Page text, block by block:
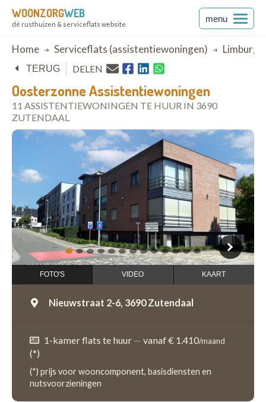
WOONZORGWEB
dé rusthuizen & serviceflats website
menu
Breadcrumb
Home Serviceflats (assistentiewoningen) Limburg
Oosterzonne Assistentiewoningen
11 ASSISTENTIEWONINGEN TE HUUR IN 3690
ZUTENDAAL
TERUG DELEN
1 2 3 4 5 6 7 8 9 10111213
open in Google Maps
FOTO'S VIDEO KAART
Nieuwstraat 2-6, 3690 Zutendaal
1-kamer flats te huur — vanaf € 1.410/maand
(*)
(*) prijs voor wooncomponent, basisdiensten en
nutsvoorzieningen